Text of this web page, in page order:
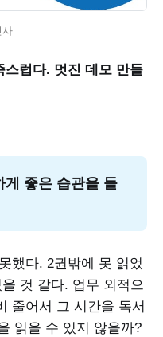
사
럽다. 멋진 데모 만들
좋은 습관을 들
했다. 2권밖에 못 읽었
것 같다. 업무 외적으
줄어서 그 시간을 독서
읽을 수 있지 않을까?